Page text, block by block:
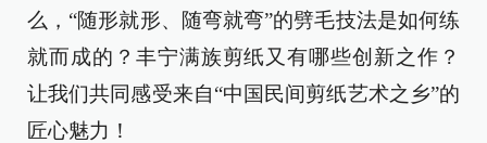
么，“随形就形、随弯就弯”的劈毛技法是如何练
就而成的？丰宁满族剪纸又有哪些创新之作？
让我们共同感受来自“中国民间剪纸艺术之乡”的
匠心魅力！